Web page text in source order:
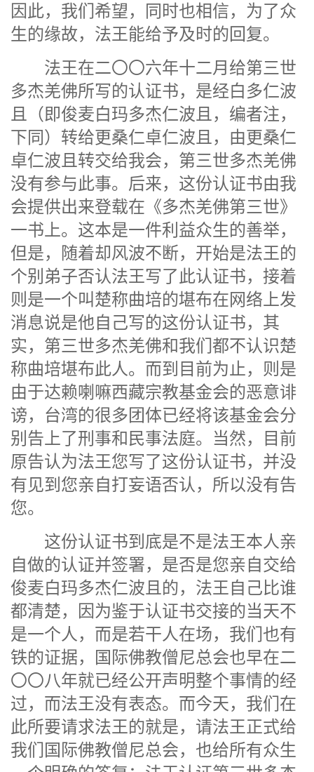
因此，我们希望，同时也相信，为了众
生的缘故，法王能给予及时的回复。
法王在二〇〇六年十二月给第三世
多杰羌佛所写的认证书，是经白多仁波
且（即俊麦白玛多杰仁波且，编者注，
下同）转给更桑仁卓仁波且，由更桑仁
卓仁波且转交给我会，第三世多杰羌佛
没有参与此事。后来，这份认证书由我
会提供出来登载在《多杰羌佛第三世》
一书上。这本是一件利益众生的善举，
但是，随着却风波不断，开始是法王的
个别弟子否认法王写了此认证书，接着
则是一个叫楚称曲培的堪布在网络上发
消息说是他自己写的这份认证书，其
实，第三世多杰羌佛和我们都不认识楚
称曲培堪布此人。而到目前为止，则是
由于达赖喇嘛西藏宗教基金会的恶意诽
谤，台湾的很多团体已经将该基金会分
别告上了刑事和民事法庭。当然，目前
原告认为法王您写了这份认证书，并没
有见到您亲自打妄语否认，所以没有告
您。
这份认证书到底是不是法王本人亲
自做的认证并签署，是否是您亲自交给
俊麦白玛多杰仁波且的，法王自己比谁
都清楚，因为鉴于认证书交接的当天不
是一个人，而是若干人在场，我们也有
铁的证据，国际佛教僧尼总会也早在二
〇〇八年就已经公开声明整个事情的经
过，而法王没有表态。而今天，我们在
此所要请求法王的就是，请法王正式给
我们国际佛教僧尼总会，也给所有众生